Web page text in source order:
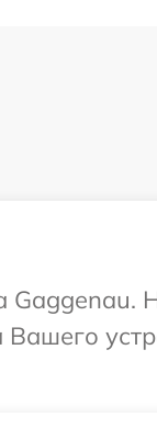
Gaggenau.